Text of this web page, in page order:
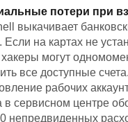
потери при
выкачивает
Если на картах не
могут
все доступные счета.
рабочих
в сервисном центре
непредвиденных